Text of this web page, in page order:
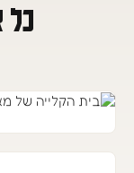
כל